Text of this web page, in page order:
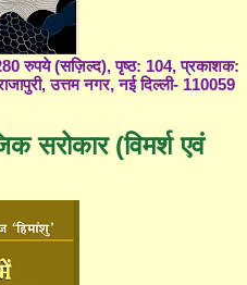
रुपये (सज़िल्द), पृष्ठ: 104, प्रकाशक:
उत्तम नगर, नई दिल्ली- 110059
सरोकार (विमर्श एवं